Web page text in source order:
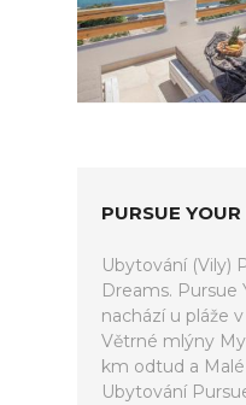
PURSUE
Ubytování (Vily)
Dreams. Pursue
nachází u pláže
Větrné mlýny
km odtud a
Ubytování